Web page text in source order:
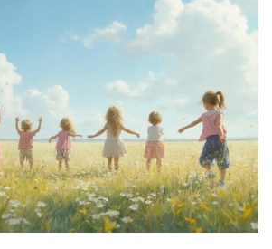
которые помогут
Мы также
фактами о
Быть родителем или
просто, но понимание
может сделать